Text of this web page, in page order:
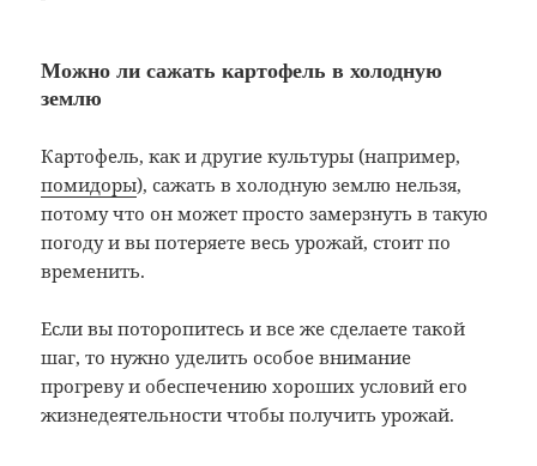
Можно ли сажать картофель в холодную
землю
Картофель, как и другие культуры (например,
помидоры), сажать в холодную землю нельзя,
потому что он может просто замерзнуть в такую
погоду и вы потеряете весь урожай, стоит по
временить.
Если вы поторопитесь и все же сделаете такой
шаг, то нужно уделить особое внимание
прогреву и обеспечению хороших условий его
жизнедеятельности чтобы получить урожай.